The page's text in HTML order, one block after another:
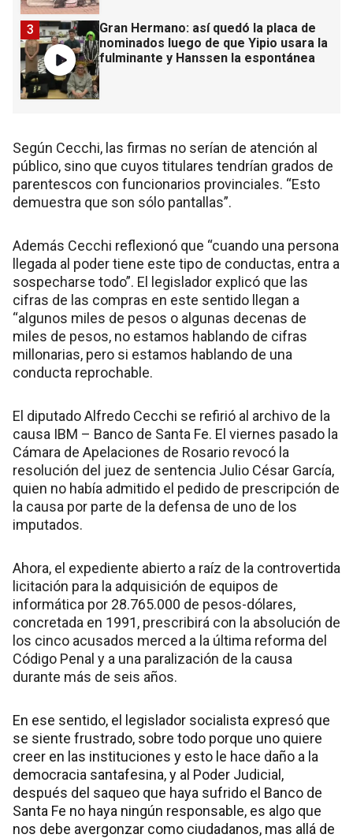
Gran Hermano: así quedó la placa de
nominados luego de que Yipio usara la
fulminante y Hanssen la espontánea
3
Según Cecchi, las firmas no serían de atención al
público, sino que cuyos titulares tendrían grados de
parentescos con funcionarios provinciales. “Esto
demuestra que son sólo pantallas”.
Además Cecchi reflexionó que “cuando una persona
llegada al poder tiene este tipo de conductas, entra a
sospecharse todo”. El legislador explicó que las
cifras de las compras en este sentido llegan a
“algunos miles de pesos o algunas decenas de
miles de pesos, no estamos hablando de cifras
millonarias, pero si estamos hablando de una
conducta reprochable.
El diputado Alfredo Cecchi se refirió al archivo de la
causa IBM – Banco de Santa Fe. El viernes pasado la
Cámara de Apelaciones de Rosario revocó la
resolución del juez de sentencia Julio César García,
quien no había admitido el pedido de prescripción de
la causa por parte de la defensa de uno de los
imputados.
Ahora, el expediente abierto a raíz de la controvertida
licitación para la adquisición de equipos de
informática por 28.765.000 de pesos-dólares,
concretada en 1991, prescribirá con la absolución de
los cinco acusados merced a la última reforma del
Código Penal y a una paralización de la causa
durante más de seis años.
En ese sentido, el legislador socialista expresó que
se siente frustrado, sobre todo porque uno quiere
creer en las instituciones y esto le hace daño a la
democracia santafesina, y al Poder Judicial,
después del saqueo que haya sufrido el Banco de
Santa Fe no haya ningún responsable, es algo que
nos debe avergonzar como ciudadanos, mas allá de